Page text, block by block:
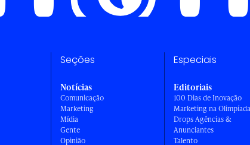
Seções
Notícias
Comunicação
Marketing
Mídia
Gente
Opinião
Especiais
Editoriais
100 Dias de Inovação
Marketing na Olimpíada
Drops Agências &
Anunciantes
Talento